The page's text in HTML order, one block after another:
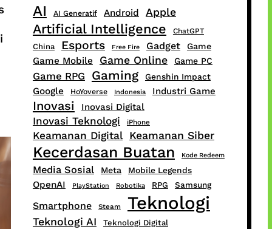
AI AI Generatif Android Apple
Artificial Intelligence ChatGPT
China Esports Free Fire Gadget Game
Game Mobile Game Online Game PC
Game RPG Gaming Genshin Impact
Google HoYoverse Indonesia Industri Game
Inovasi Inovasi Digital
Inovasi Teknologi iPhone
Keamanan Digital Keamanan Siber
Kecerdasan Buatan Kode Redeem
Media Sosial Meta Mobile Legends
OpenAI PlayStation Robotika RPG Samsung
Smartphone Steam Teknologi
Teknologi AI Teknologi Digital